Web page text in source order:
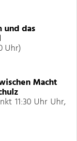
und das
Uhr)
Macht
11:30 Uhr Uhr,